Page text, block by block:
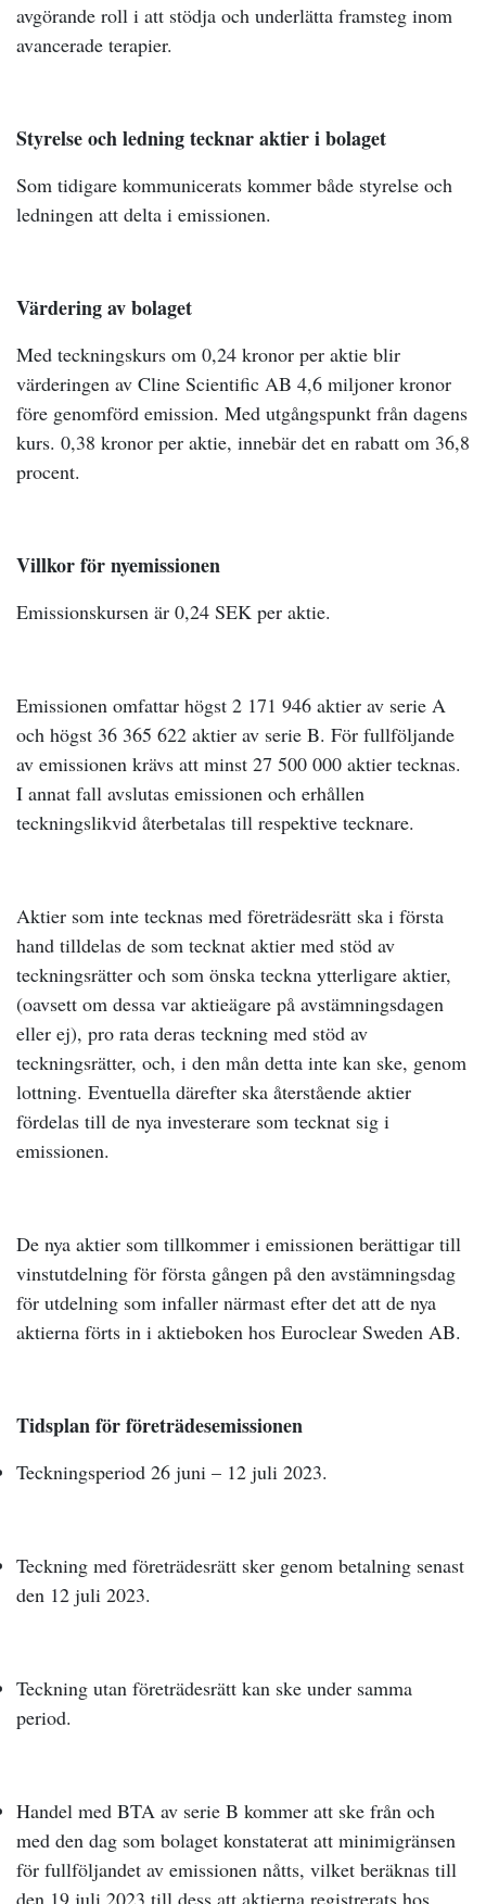
avgörande roll i att stödja och underlätta framsteg inom
avancerade terapier.
Styrelse och ledning tecknar aktier i bolaget
Som tidigare kommunicerats kommer både styrelse och
ledningen att delta i emissionen.
Värdering av bolaget
Med teckningskurs om 0,24 kronor per aktie blir
värderingen av Cline Scientific AB 4,6 miljoner kronor
före genomförd emission. Med utgångspunkt från dagens
kurs. 0,38 kronor per aktie, innebär det en rabatt om 36,8
procent.
Villkor för nyemissionen
Emissionskursen är 0,24 SEK per aktie.
Emissionen omfattar högst 2 171 946 aktier av serie A
och högst 36 365 622 aktier av serie B. För fullföljande
av emissionen krävs att minst 27 500 000 aktier tecknas.
I annat fall avslutas emissionen och erhållen
teckningslikvid återbetalas till respektive tecknare.
Aktier som inte tecknas med företrädesrätt ska i första
hand tilldelas de som tecknat aktier med stöd av
teckningsrätter och som önska teckna ytterligare aktier,
(oavsett om dessa var aktieägare på avstämningsdagen
eller ej), pro rata deras teckning med stöd av
teckningsrätter, och, i den mån detta inte kan ske, genom
lottning. Eventuella därefter ska återstående aktier
fördelas till de nya investerare som tecknat sig i
emissionen.
De nya aktier som tillkommer i emissionen berättigar till
vinstutdelning för första gången på den avstämningsdag
för utdelning som infaller närmast efter det att de nya
aktierna förts in i aktieboken hos Euroclear Sweden AB.
Tidsplan för företrädesemissionen
Teckningsperiod 26 juni – 12 juli 2023.
Teckning med företrädesrätt sker genom betalning senast
den 12 juli 2023.
Teckning utan företrädesrätt kan ske under samma
period.
Handel med BTA av serie B kommer att ske från och
med den dag som bolaget konstaterat att minimigränsen
för fullföljandet av emissionen nåtts, vilket beräknas till
den 19 juli 2023 till dess att aktierna registrerats hos